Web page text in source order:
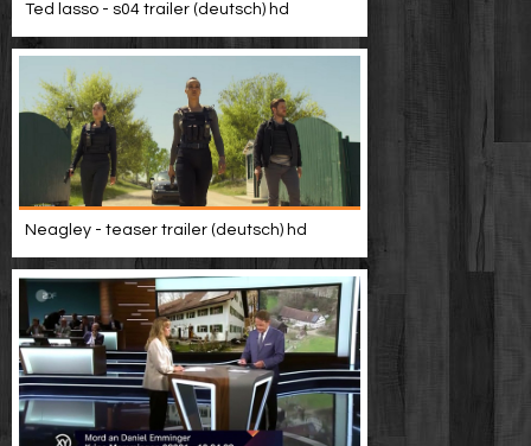
Ted lasso - s04 trailer (deutsch) hd
Neagley - teaser trailer (deutsch) hd